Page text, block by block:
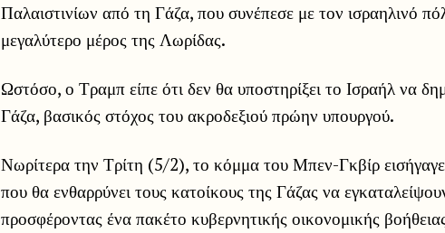
Παλαιστινίων από τη Γάζα, που συνέπεσε με τον ισραηλινό
μεγαλύτερο μέρος της Λωρίδας.
Ωστόσο, ο Τραμπ είπε ότι δεν θα υποστηρίξει το Ισραήλ να
Γάζα, βασικός στόχος του ακροδεξιού πρώην υπουργού.
Νωρίτερα την Τρίτη (5/2), το κόμμα του Μπεν-Γκβίρ
που θα ενθαρρύνει τους κατοίκους της Γάζας να
προσφέροντας ένα πακέτο κυβερνητικής οικονομικής